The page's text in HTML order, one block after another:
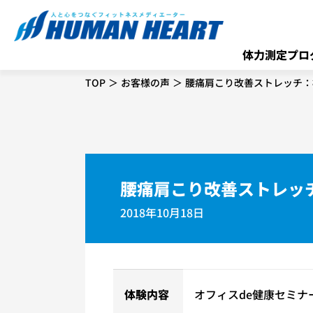
体力測定プロ
TOP お客様の声 腰痛肩こり改善ストレッチ
腰痛肩こり改善ストレ
2018年10月18日
体験内容 オフィスde健康セミナ